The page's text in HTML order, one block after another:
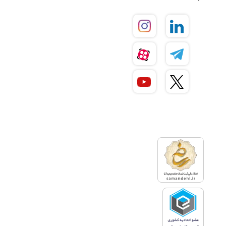
ارز، ترخیص کالاها، صادرات و
واردات اینترنتی، امور گمرکی،
بازاریابی بین‌الملل و موراد دیگر به
خوبی عمل کنند. بهتر است بدانید
صادرات و واردات دارند، باید قبل از
اهمیت واردات و صادرات
کالاها
صادرات و واردات یکی از ارکان اصلی
برای تقویت اقتصاد یک کشور است.